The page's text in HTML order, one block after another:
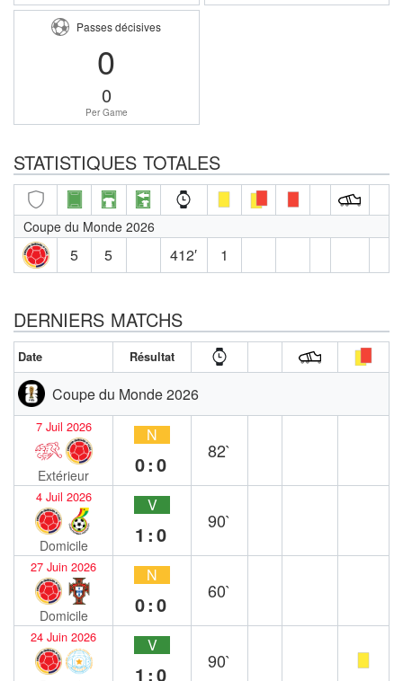
Passes décisives
0
0
Per Game
STATISTIQUES TOTALES
Coupe du Monde 2026
5 5 412′ 1
DERNIERS MATCHS
Date Résultat
Coupe du Monde 2026
7 Juil 2026
Extérieur
N
0:0
82`
4 Juil 2026
Domicile
V
1:0
90`
27 Juin 2026
Domicile
N
0:0
60`
24 Juin 2026 V
1:0
90`